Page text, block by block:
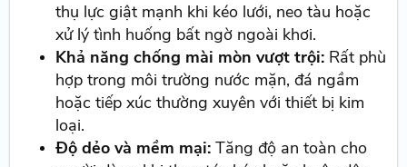
thụ lực giật mạnh khi kéo lưới, neo tàu hoặc
xử lý tình huống bất ngờ ngoài khơi.
Khả năng chống mài mòn vượt trội: Rất phù
hợp trong môi trường nước mặn, đá ngầm
hoặc tiếp xúc thường xuyên với thiết bị kim
loại.
Độ dẻo và mềm mại: Tăng độ an toàn cho